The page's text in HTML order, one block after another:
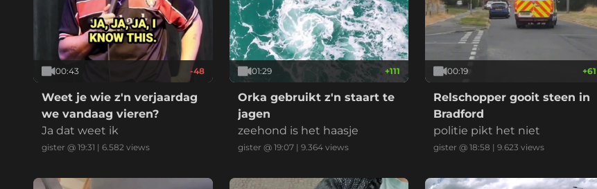
00:43 -48
Weet je wie z'n verjaardag
we vandaag vieren?
Ja dat weet ik
gister @ 19:31 | 6.582 views
01:29 +111
Orka gebruikt z'n staart te
jagen
zeehond is het haasje
gister @ 19:07| 9.364views
00:19 +61
Relschopper gooit steen in
Bradford
politie pikt het niet
gister @ 18:58 |9.623 views